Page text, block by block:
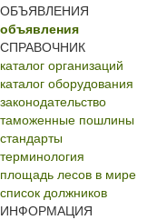
ОБЪЯВЛЕНИЯ
объявления
СПРАВОЧНИК
каталог организаций
каталог оборудования
законодательство
таможенные пошлины
стандарты
терминология
площадь лесов в мире
список должников
ИНФОРМАЦИЯ